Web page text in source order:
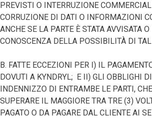
PREVISTI O INTERRUZIONE
CORRUZIONE DI DATI O INFORMAZIONI
ANCHE SE LA PARTE È STATA AVVISATA O
CONOSCENZA DELLA POSSIBILITÀ DI
B. FATTE ECCEZIONI PER I) IL
DOVUTI A KYNDRYL; E II) GLI OBBLIGHI
INDENNIZZO DI ENTRAMBE LE PARTI,
SUPERARE IL MAGGIORE TRA TRE (3)
PAGATO O DA PAGARE DAL CLIENTE AI